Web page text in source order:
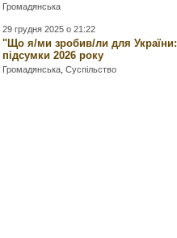
Громадянська
29 грудня 2025 о 21:22
"Що я/ми зробив/ли для України:
підсумки 2026 року
Громадянська ,Суспільство